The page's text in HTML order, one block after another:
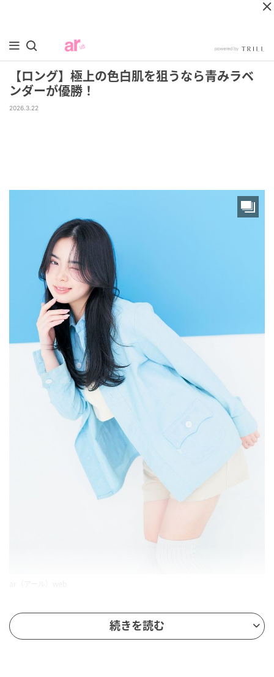
【ロング】極上の色白肌を狙うなら青みラベ
ンダーが優勝！
2026.3.22
バイオレット・パープル・ブルーでつくったラベンダ
ーグレージュは、ブルベ肌の透け感を引き立てる色
味。ロングベースの首あたりからレイヤーを入れて顔
続きを読む